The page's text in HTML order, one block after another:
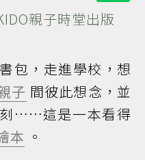
親子時堂出版
包，走進學校，想
子 間彼此想念，並
……這是一本看得
本 。